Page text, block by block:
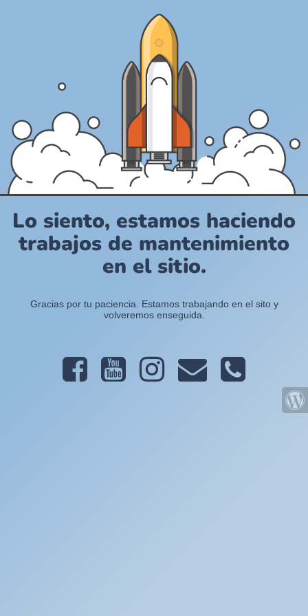
Lo siento, estamos haciendo
trabajos de mantenimiento
en el sitio.
Gracias por tu paciencia. Estamos trabajando en el sito y
volveremos enseguida.